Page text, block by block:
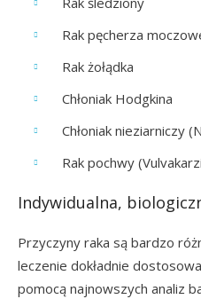
Rak pęcherza
Rak żołądka
Chłoniak Hodgkina
Chłoniak nieziarniczy
Rak pochwy
Indywidualna,
Przyczyny raka są bardzo
leczenie dokładnie
pomocą najnowszych analiz